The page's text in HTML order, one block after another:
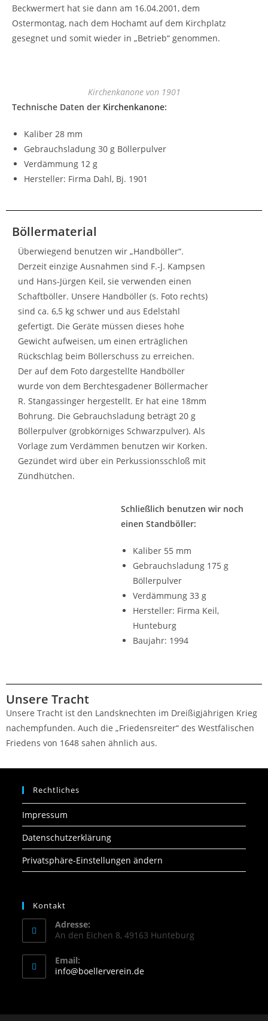
Beckwermert hat sie dann am 16.04.2001, dem
Ostermontag, nach dem Hochamt auf dem Kirchplatz
gesegnet und somit wieder in „Betrieb“ genommen.
Kirchenkanone von 1901
Technische Daten der Kirchenkanone:
Kaliber 28 mm
Gebrauchsladung 30 g Böllerpulver
Verdämmung 12 g
Hersteller: Firma Dahl, Bj. 1901
Böllermaterial
Überwiegend benutzen wir „Handböller“.
Derzeit einzige Ausnahmen sind F.-J. Kampsen
und Hans-Jürgen Keil, sie verwenden einen
Schaftböller. Unsere Handböller (s. Foto rechts)
sind ca. 6,5 kg schwer und aus Edelstahl
gefertigt. Die Geräte müssen dieses hohe
Gewicht aufweisen, um einen erträglichen
Rückschlag beim Böllerschuss zu erreichen.
Der auf dem Foto dargestellte Handböller
wurde von dem Berchtesgadener Böllermacher
R. Stangassinger hergestellt. Er hat eine 18mm
Bohrung. Die Gebrauchsladung beträgt 20 g
Böllerpulver (grobkörniges Schwarzpulver). Als
Vorlage zum Verdämmen benutzen wir Korken.
Gezündet wird über ein Perkussionsschloß mit
Zündhütchen.
Schließlich benutzen wir noch
einen Standböller:
Kaliber 55 mm
Gebrauchsladung 175 g
Böllerpulver
Verdämmung 33 g
Hersteller: Firma Keil,
Hunteburg
Baujahr: 1994
Unsere Tracht
Unsere Tracht ist den Landsknechten im Dreißigjährigen Krieg
nachempfunden. Auch die „Friedensreiter“ des Westfälischen
Friedens von 1648 sahen ähnlich aus.
Rechtliches
Impressum
Datenschutzerklärung
Privatsphäre-Einstellungen ändern
Kontakt
Adresse:
An den Eichen 8, 49163 Hunteburg
Email:
info@boellerverein.de